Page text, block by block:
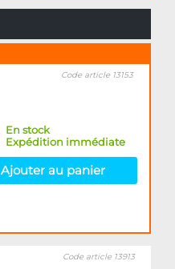
Code article 13153
En stock
Expédition immédiate
Ajouter au panier
Code article 13913